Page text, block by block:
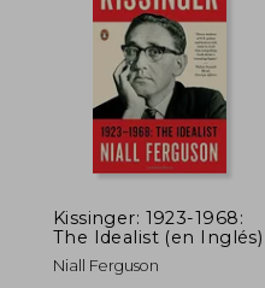
50%
dcto.
Kissinger: 1923-1968:
The Idealist (en Inglés)
Niall Ferguson